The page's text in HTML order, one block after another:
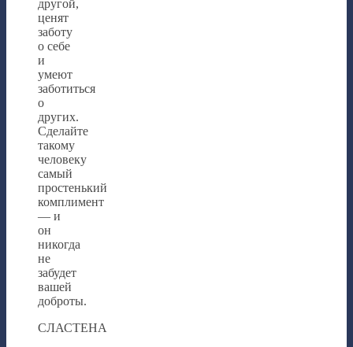
другой,
ценят
заботу
о себе
и
умеют
заботиться
о
других.
Сделайте
такому
человеку
самый
простенький
комплимент
— и
он
никогда
не
забудет
вашей
доброты.
СЛАСТЕНА